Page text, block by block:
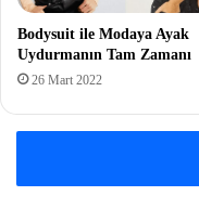
Bodysuit ile Modaya Ayak
Uydurmanın Tam Zamanı
26 Mart 2022